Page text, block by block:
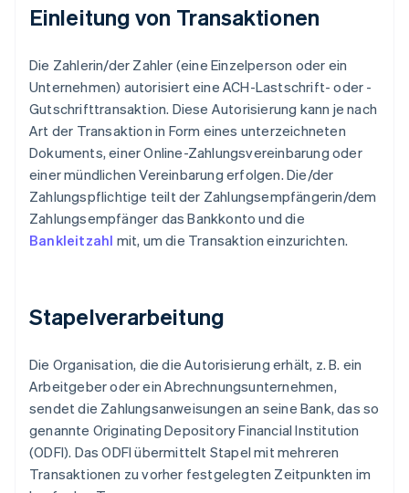
Einleitung von Transaktionen
Die Zahlerin/der Zahler (eine Einzelperson oder ein
Unternehmen) autorisiert eine ACH-Lastschrift- oder -
Gutschrifttransaktion. Diese Autorisierung kann je nach
Art der Transaktion in Form eines unterzeichneten
Dokuments, einer Online-Zahlungsvereinbarung oder
einer mündlichen Vereinbarung erfolgen. Die/der
Zahlungspflichtige teilt der Zahlungsempfängerin/dem
Zahlungsempfänger das Bankkonto und die
Bankleitzahl mit, um die Transaktion einzurichten.
Stapelverarbeitung
Die Organisation, die die Autorisierung erhält, z. B. ein
Arbeitgeber oder ein Abrechnungsunternehmen,
sendet die Zahlungsanweisungen an seine Bank, das so
genannte Originating Depository Financial Institution
(ODFI). Das ODFI übermittelt Stapel mit mehreren
Transaktionen zu vorher festgelegten Zeitpunkten im